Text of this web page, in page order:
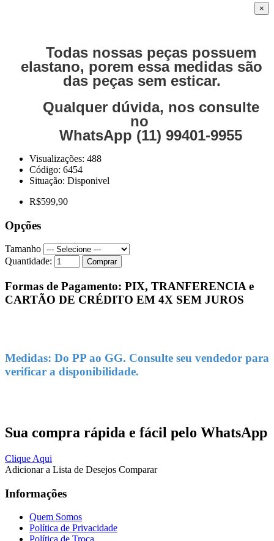
×
Todas nossas peças possuem
elastano, porem essa medidas são
das peças sem esticar.
Qualquer dúvida, nos consulte
no
WhatsApp (11) 99401-9955
Visualizações: 488
Código: 6454
Situação: Disponivel
R$599,90
Opções
Tamanho
Quantidade:
Comprar
Formas de Pagamento: PIX, TRANFERENCIA e
CARTÃO DE CRÉDITO EM 4X SEM JUROS
Medidas: Do PP ao GG. Consulte seu vendedor para
verificar a disponibilidade.
Sua compra rápida e fácil pelo WhatsApp
Clique Aqui
Adicionar a Lista de Desejos Comparar
Informações
Quem Somos
Política de Privacidade